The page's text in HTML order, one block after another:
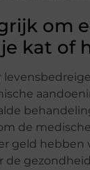
om
kat of
de
geld hebben
de